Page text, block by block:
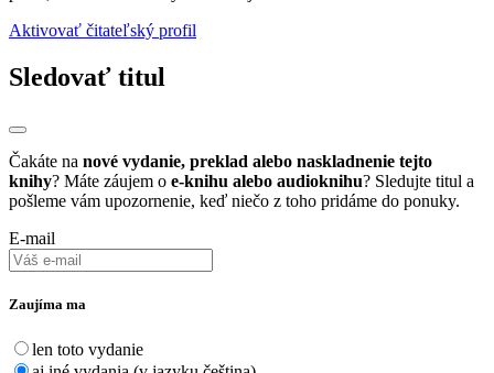
Aktivovať čitateľský profil
Sledovať titul
Čakáte na nové vydanie, preklad alebo naskladnenie tejto
knihy? Máte záujem o e-knihu alebo audioknihu? Sledujte titul a
pošleme vám upozornenie, keď niečo z toho pridáme do ponuky.
E-mail
Zaujíma ma
len toto vydanie